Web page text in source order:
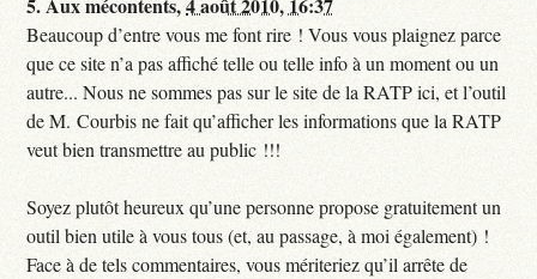
Beaucoup d’entre vous me font rire ! Vous vous plaignez parce
que ce site n’a pas affiché telle ou telle info à un moment ou un
autre... Nous ne sommes pas sur le site de la RATP ici, et l’outil
de M. Courbis ne fait qu’afficher les informations que la RATP
veut bien transmettre au public !!!
Soyez plutôt heureux qu’une personne propose gratuitement un
outil bien utile à vous tous (et, au passage, à moi également) !
Face à de tels commentaires, vous mériteriez qu’il arrête de